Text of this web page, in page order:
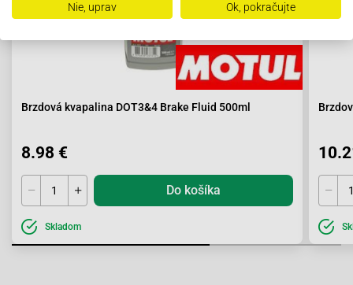
Brzdová kvapalina DOT3&4 Brake Fluid 500ml
8.98 €
Do košíka
Skladom
Nie, uprav Ok, pokračujte